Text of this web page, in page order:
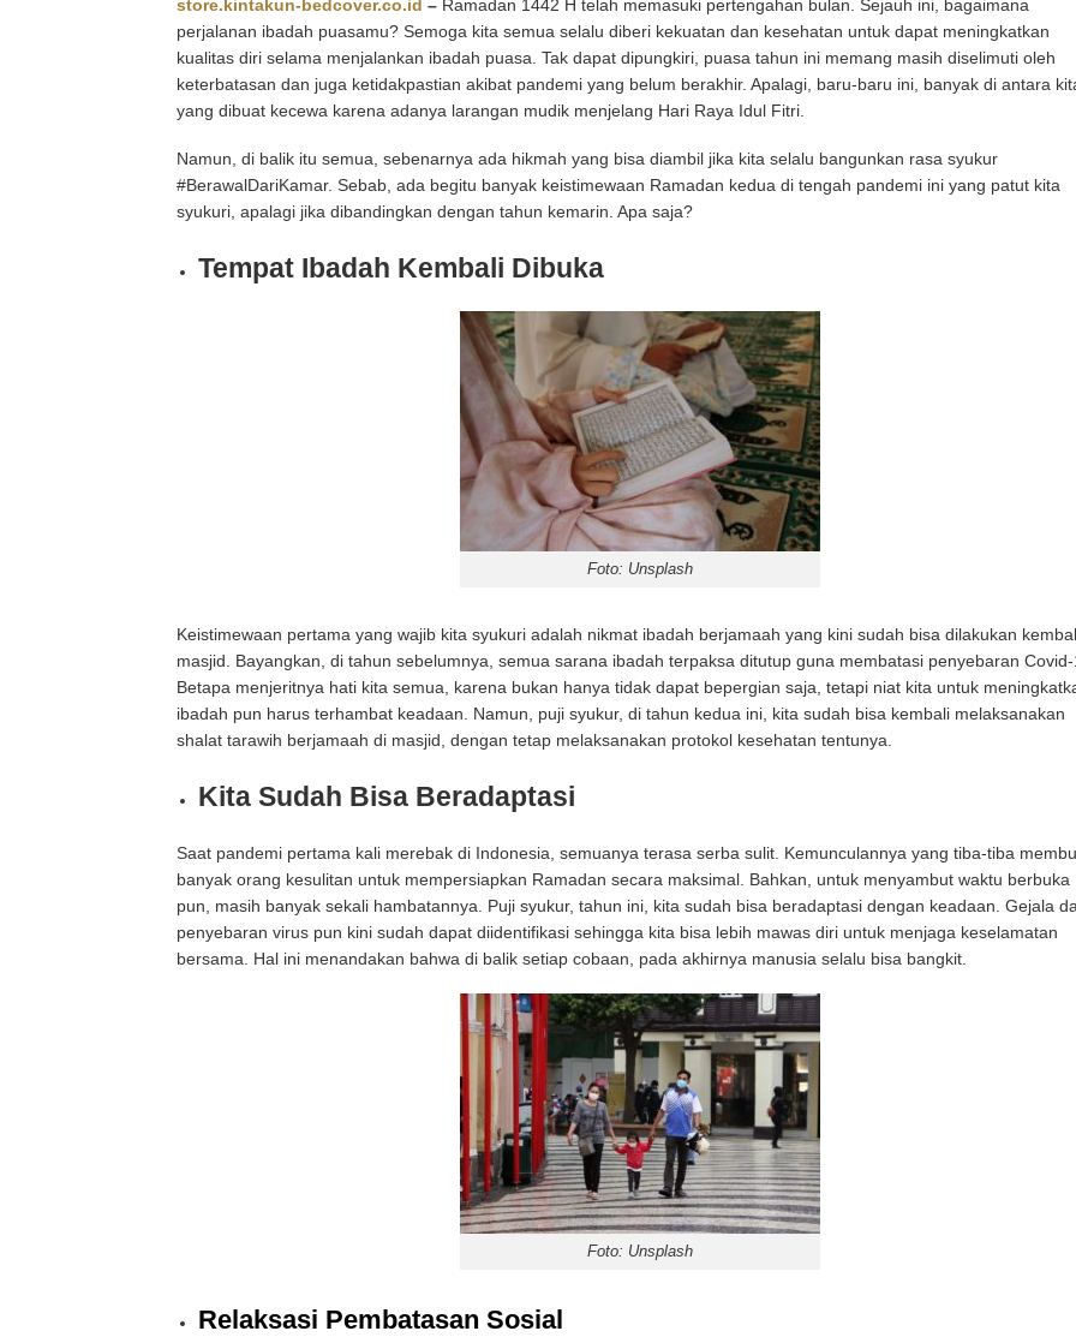
store.kintakun-bedcover.co.id – Ramadan 1442 H telah memasuki pertengahan bulan. Sejauh ini, bagaimana
perjalanan ibadah puasamu? Semoga kita semua selalu diberi kekuatan dan kesehatan untuk dapat meningkatkan
kualitas diri selama menjalankan ibadah puasa. Tak dapat dipungkiri, puasa tahun ini memang masih diselimuti oleh
keterbatasan dan juga ketidakpastian akibat pandemi yang belum berakhir. Apalagi, baru-baru ini, banyak di antara
yang dibuat kecewa karena adanya larangan mudik menjelang Hari Raya Idul Fitri.
Namun, di balik itu semua, sebenarnya ada hikmah yang bisa diambil jika kita selalu bangunkan rasa syukur
#BerawalDariKamar. Sebab, ada begitu banyak keistimewaan Ramadan kedua di tengah pandemi ini yang patut kita
syukuri, apalagi jika dibandingkan dengan tahun kemarin. Apa saja?
Tempat Ibadah Kembali Dibuka
Foto: Unsplash
Keistimewaan pertama yang wajib kita syukuri adalah nikmat ibadah berjamaah yang kini sudah bisa dilakukan
masjid. Bayangkan, di tahun sebelumnya, semua sarana ibadah terpaksa ditutup guna membatasi penyebaran
Betapa menjeritnya hati kita semua, karena bukan hanya tidak dapat bepergian saja, tetapi niat kita untuk
ibadah pun harus terhambat keadaan. Namun, puji syukur, di tahun kedua ini, kita sudah bisa kembali melaksanakan
shalat tarawih berjamaah di masjid, dengan tetap melaksanakan protokol kesehatan tentunya.
Kita Sudah Bisa Beradaptasi
Saat pandemi pertama kali merebak di Indonesia, semuanya terasa serba sulit. Kemunculannya yang tiba-tiba
banyak orang kesulitan untuk mempersiapkan Ramadan secara maksimal. Bahkan, untuk menyambut waktu berbuka
pun, masih banyak sekali hambatannya. Puji syukur, tahun ini, kita sudah bisa beradaptasi dengan keadaan. Gejala
penyebaran virus pun kini sudah dapat diidentifikasi sehingga kita bisa lebih mawas diri untuk menjaga keselamatan
bersama. Hal ini menandakan bahwa di balik setiap cobaan, pada akhirnya manusia selalu bisa bangkit.
Foto: Unsplash
Relaksasi Pembatasan Sosial